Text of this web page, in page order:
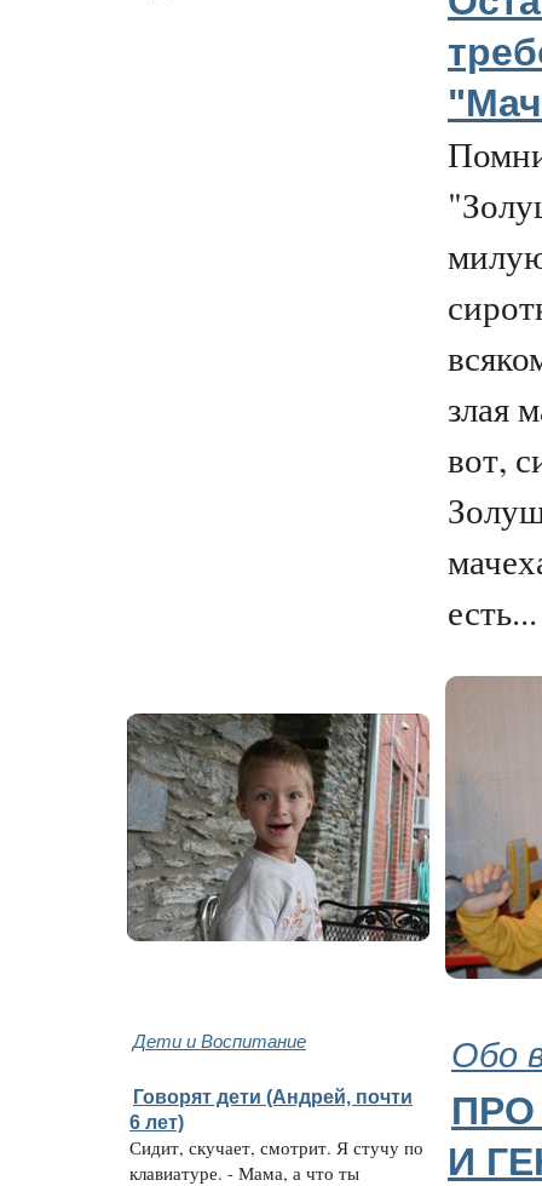
злая
вот,
есть...
Дети и Воспитание Обо
Говорят дети (Андрей, почти
6 лет)
Сидит, скучает, смотрит. Я стучу по
клавиатуре. - Мама, а что ты
И